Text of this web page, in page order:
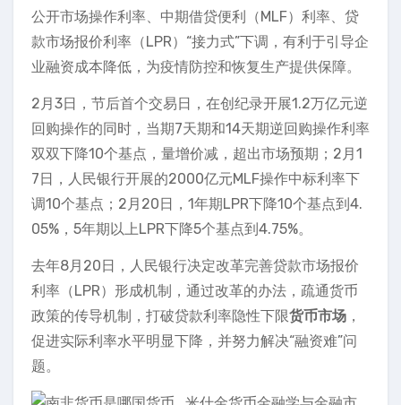
公开市场操作利率、中期借贷便利（MLF）利率、贷
款市场报价利率（LPR）“接力式”下调，有利于引导企
业融资成本降低，为疫情防控和恢复生产提供保障。
2月3日，节后首个交易日，在创纪录开展1.2万亿元逆
回购操作的同时，当期7天期和14天期逆回购操作利率
双双下降10个基点，量增价减，超出市场预期；2月1
7日，人民银行开展的2000亿元MLF操作中标利率下
调10个基点；2月20日，1年期LPR下降10个基点到4.
05%，5年期以上LPR下降5个基点到4.75%。
去年8月20日，人民银行决定改革完善贷款市场报价
利率（LPR）形成机制，通过改革的办法，疏通货币
政策的传导机制，打破贷款利率隐性下限货币市场 ，
促进实际利率水平明显下降，并努力解决“融资难”问
题。